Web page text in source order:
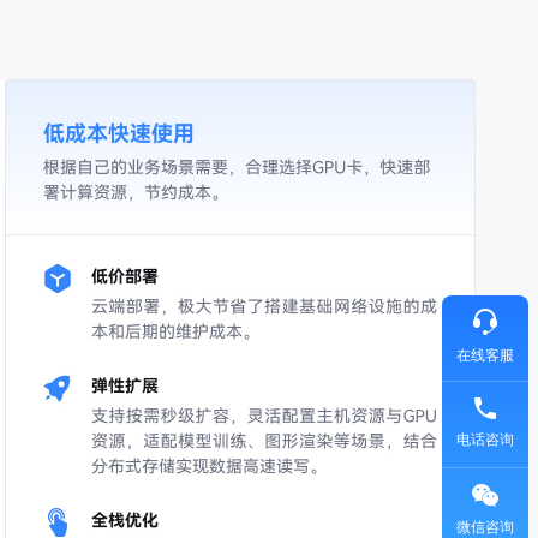
在线客服
电话咨询
微信咨询